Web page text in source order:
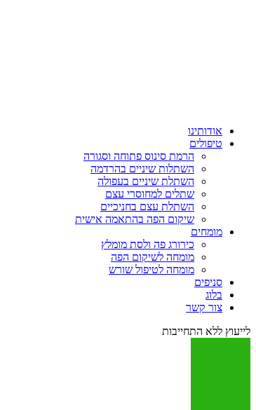
אודותינו
טיפולים
הרמת סינוס פתוחה וסגורה
השתלות שיניים בהרדמה
השתלת שיניים בעפולה
שתלים למחוסרי עצם
השתלת עצם בחניכיים
שיקום הפה בהתאמה אישית
מומחים
כירורג פה ולסת מומלץ
מומחה לשיקום הפה
מומחה לטיפול שורש
סניפים
בלוג
צור קשר
לייעוץ ללא התחייבות